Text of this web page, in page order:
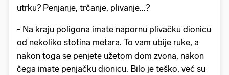
utrku? Penjanje, trčanje, plivanje...?
- Na kraju poligona imate napornu plivačku dionicu
od nekoliko stotina metara. To vam ubije ruke, a
nakon toga se penjete užetom dom zvona, nakon
čega imate penjačku dionicu. Bilo je teško, već su